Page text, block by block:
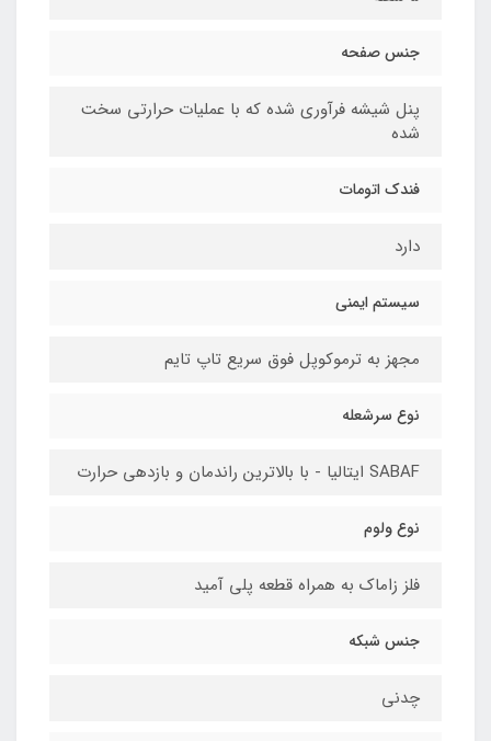
جنس صفحه
پنل شیشه فرآوری شده که با عملیات حرارتی سخت
شده
فندک اتومات
دارد
سیستم ایمنی
مجهز به ترموکوپل فوق سریع تاپ تایم
نوع سرشعله
SABAF ایتالیا - با بالاترین راندمان و بازدهی حرارت
نوع ولوم
فلز زاماک به همراه قطعه پلی آمید
جنس شبکه
چدنی